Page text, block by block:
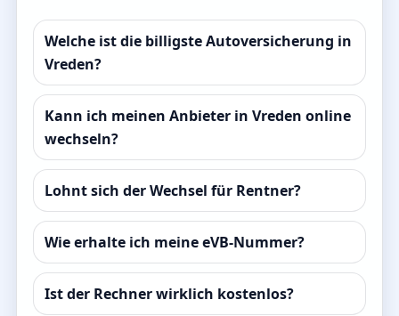
Welche ist die billigste Autoversicherung in
Vreden?
Kann ich meinen Anbieter in Vreden online
wechseln?
Lohnt sich der Wechsel für Rentner?
Wie erhalte ich meine eVB-Nummer?
Ist der Rechner wirklich kostenlos?